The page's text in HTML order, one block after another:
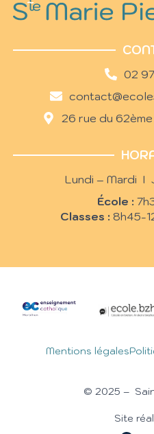
02
26 rue du
Lundi – Mardi I
École :
Classes : 8h45-
Mentions légales
© 2025 –
Site